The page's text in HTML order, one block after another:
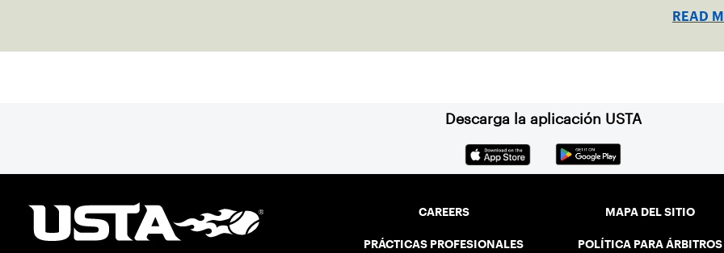
READ
Descarga la aplicación USTA
CAREERS
PRÁCTICAS PROFESIONALES
MAPA DEL SITIO
POLÍTICA PARA ÁRBITROS